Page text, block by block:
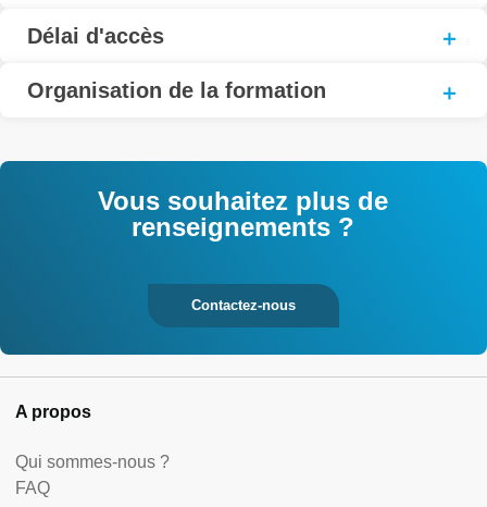
Délai d'accès
Organisation de la formation
Vous souhaitez plus de
renseignements ?
Contactez-nous
A propos
Qui sommes-nous ?
FAQ